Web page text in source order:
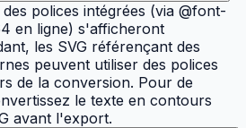
polices intégrées (via @font-
en ligne) s'afficheront
les SVG référençant des
peuvent utiliser des polices
de la conversion. Pour de
le texte en contours
avant l'export.